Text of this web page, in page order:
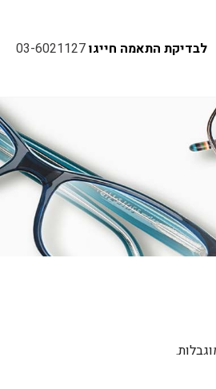
לבדיקת התאמה חייגו03-6021127